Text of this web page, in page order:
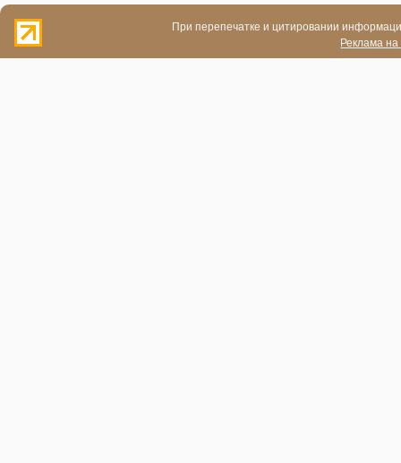
При перепечатке и цитировании
Реклама на